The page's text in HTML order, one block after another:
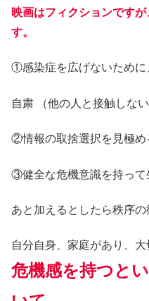
映画はフィクションです
す。
①感染症を広げないために
自粛 （他の人と接触しな
②情報の取捨選択を見極め
③健全な危機意識を持って
あと加えるとしたら秩序の
自分自身、家庭があり、
危機感を持つと